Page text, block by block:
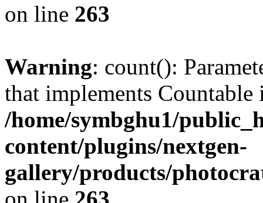
on line 263
Warning: count():
that implements Countable
/home/symbghu1/
content/plugins/nextgen-
gallery/products/